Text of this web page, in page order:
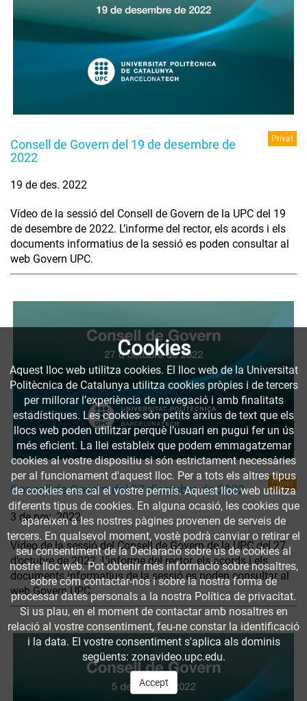
Consell de Govern del 19 de desembre de
2022
Privat
19 de des. 2022
Vídeo de la sessió del Consell de Govern de la UPC del 19
de desembre de 2022. L’informe del rector, els acords i els
documents informatius de la sessió es poden consultar al
web Govern UPC.
Consell de Govern del 27 d’octubre de 2022 Privat
3 de nov. 2022
Vídeo de la sessió del Consell de Govern de la UPC del 27
d’octubre de 2022. L’informe del rector, els acords i els
documents informatius de la sessió es poden consultar al
web Govern UPC.
Cookies
Aquest lloc web utilitza cookies. El lloc web de la Universitat
Politècnica de Catalunya utilitza cookies pròpies i de tercers
per millorar l’experiència de navegació i amb finalitats
estadístiques. Les cookies són petits arxius de text que els
llocs web poden utilitzar perquè l’usuari en pugui fer un ús
més eficient. La llei estableix que podem emmagatzemar
cookies al vostre dispositiu si són estrictament necessàries
per al funcionament d'aquest lloc. Per a tots els altres tipus
de cookies ens cal el vostre permís. Aquest lloc web utilitza
diferents tipus de cookies. En alguna ocasió, les cookies que
apareixen a les nostres pàgines provenen de serveis de
tercers. En qualsevol moment, vostè podrà canviar o retirar el
seu consentiment de la Declaració sobre ús de cookies al
nostre lloc web. Pot obtenir més informació sobre nosaltres,
sobre cóm contactar-nos i sobre la nostra forma de
processar dates personals a la nostra Política de privacitat.
Si us plau, en el moment de contactar amb nosaltres en
relació al vostre consentiment, feu-ne constar la identificació
i la data. El vostre consentiment s'aplica als dominis
següents: zonavideo.upc.edu.
Accept